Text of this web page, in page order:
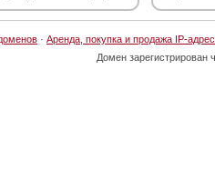
· Аренда, покупка и продажа IP-
Домен зарегистрирован